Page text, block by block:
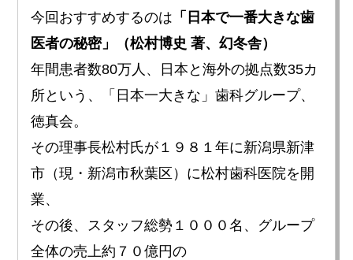
今回おすすめするのは 「日本で一番大きな歯
医者の秘密」（松村博史 著、幻冬舎）
年間患者数80万人、日本と海外の拠点数35カ
所という、「日本一大きな」歯科グループ、
徳真会。
その理事長松村氏が１９８１年に新潟県新津
市（現・新潟市秋葉区）に松村歯科医院を開
業、
その後、スタッフ総勢１０００名、グループ
全体の売上約７０億円の